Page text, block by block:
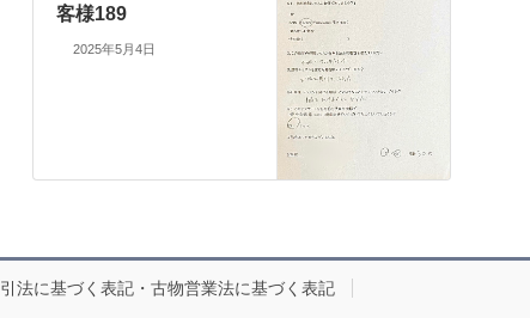
客様189
2025年5月4日
法に基づく表記・古物営業法に基づく表記